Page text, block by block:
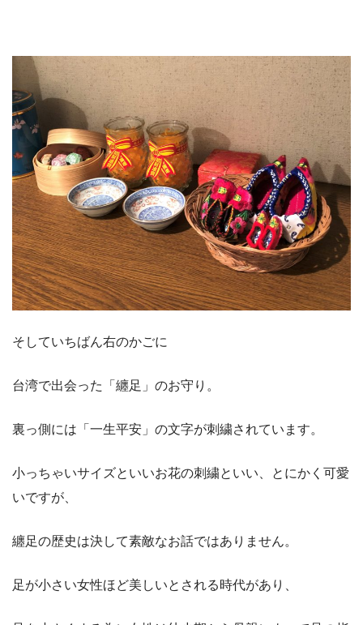
そしていちばん右のかごに
台湾で出会った「纏足」のお守り。
裏っ側には「一生平安」の文字が刺繍されています。
小っちゃいサイズといいお花の刺繍といい、とにかく可愛
いですが、
纏足の歴史は決して素敵なお話ではありません。
足が小さい女性ほど美しいとされる時代があり、